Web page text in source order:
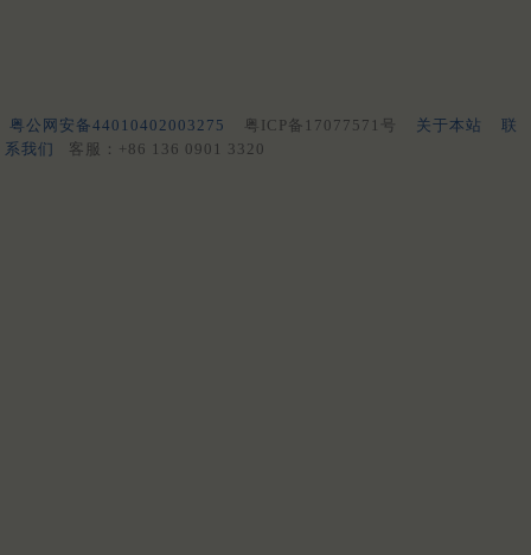
粤公网安备44010402003275 粤ICP备17077571号 关于本站
联
系我们
客服：+86 136 0901 3320